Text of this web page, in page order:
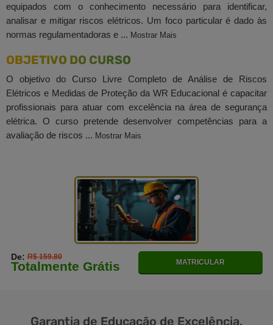
equipados com o conhecimento necessário para identificar,
analisar e mitigar riscos elétricos. Um foco particular é dado às
normas regulamentadoras e ... Mostrar Mais
OBJETIVO DO CURSO
O objetivo do Curso Livre Completo de Análise de Riscos
Elétricos e Medidas de Proteção da WR Educacional é capacitar
profissionais para atuar com excelência na área de segurança
elétrica. O curso pretende desenvolver competências para a
avaliação de riscos ... Mostrar Mais
De:R$ 159.80
Totalmente Grátis MATRICULAR
Garantia de Educação de Excelência.